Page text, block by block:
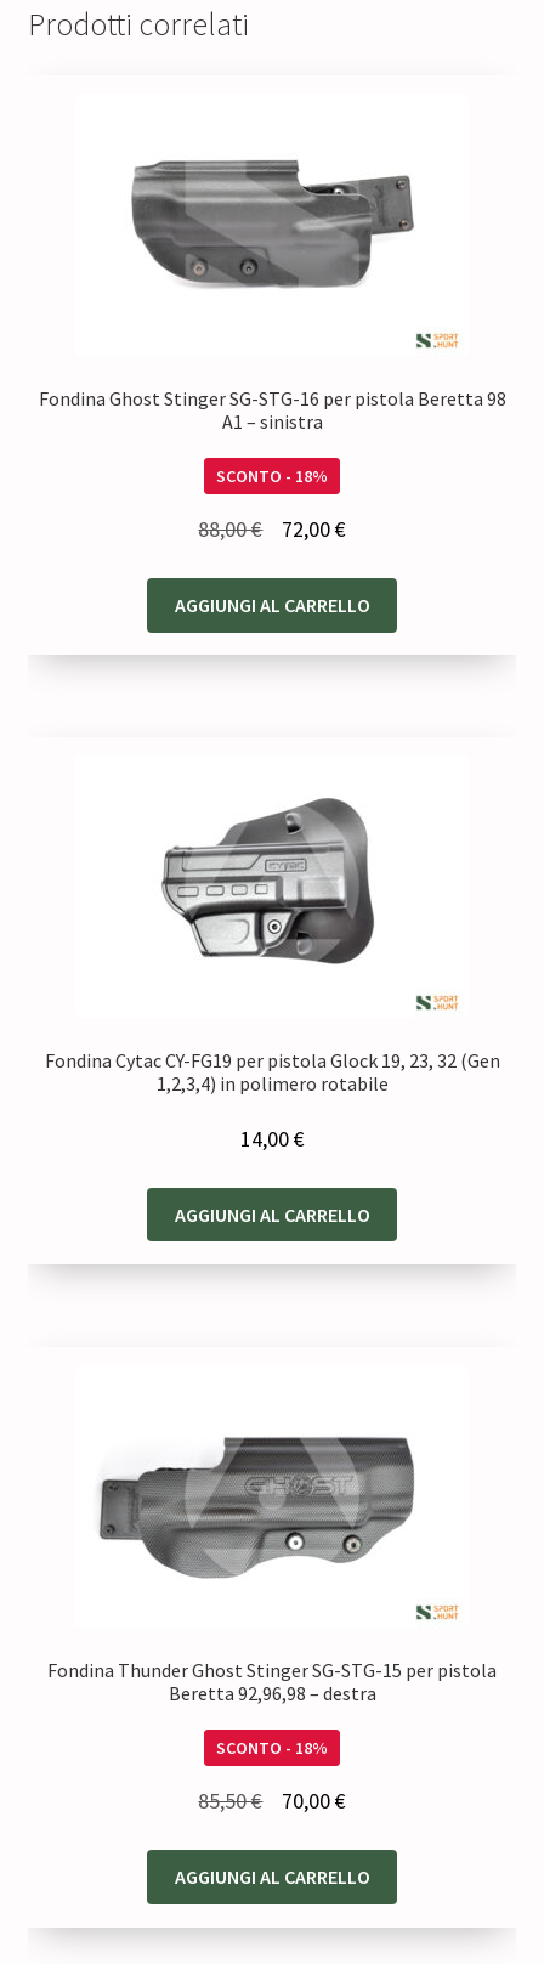
Prodotti correlati
Fondina Ghost Stinger SG-STG-16 per pistola Beretta 98
A1 – sinistra
SCONTO - 18%
88,00€
originale
era:
72,00€Il
attuale
è:
AGGIUNGI AL CARRELLO
Fondina Cytac CY-FG19 per pistola Glock 19, 23, 32 (Gen
1,2,3,4) in polimero rotabile
14,00€
AGGIUNGI AL CARRELLO
Fondina Thunder Ghost Stinger SG-STG-15 per pistola
Beretta 92,96,98 – destra
SCONTO - 18%
85,50€
originale
era:
70,00€Il
attuale
è:
AGGIUNGI AL CARRELLO